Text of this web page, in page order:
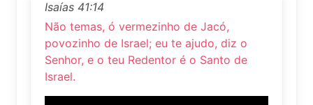
Isaías 41:14
Não temas, ó vermezinho de Jacó,
povozinho de Israel; eu te ajudo, diz o
Senhor, e o teu Redentor é o Santo de
Israel.